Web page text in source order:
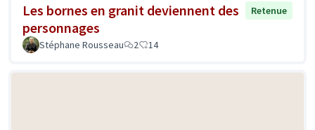
Les bornes en granit deviennent des
personnages
Retenue
Stéphane Rousseau 2 14